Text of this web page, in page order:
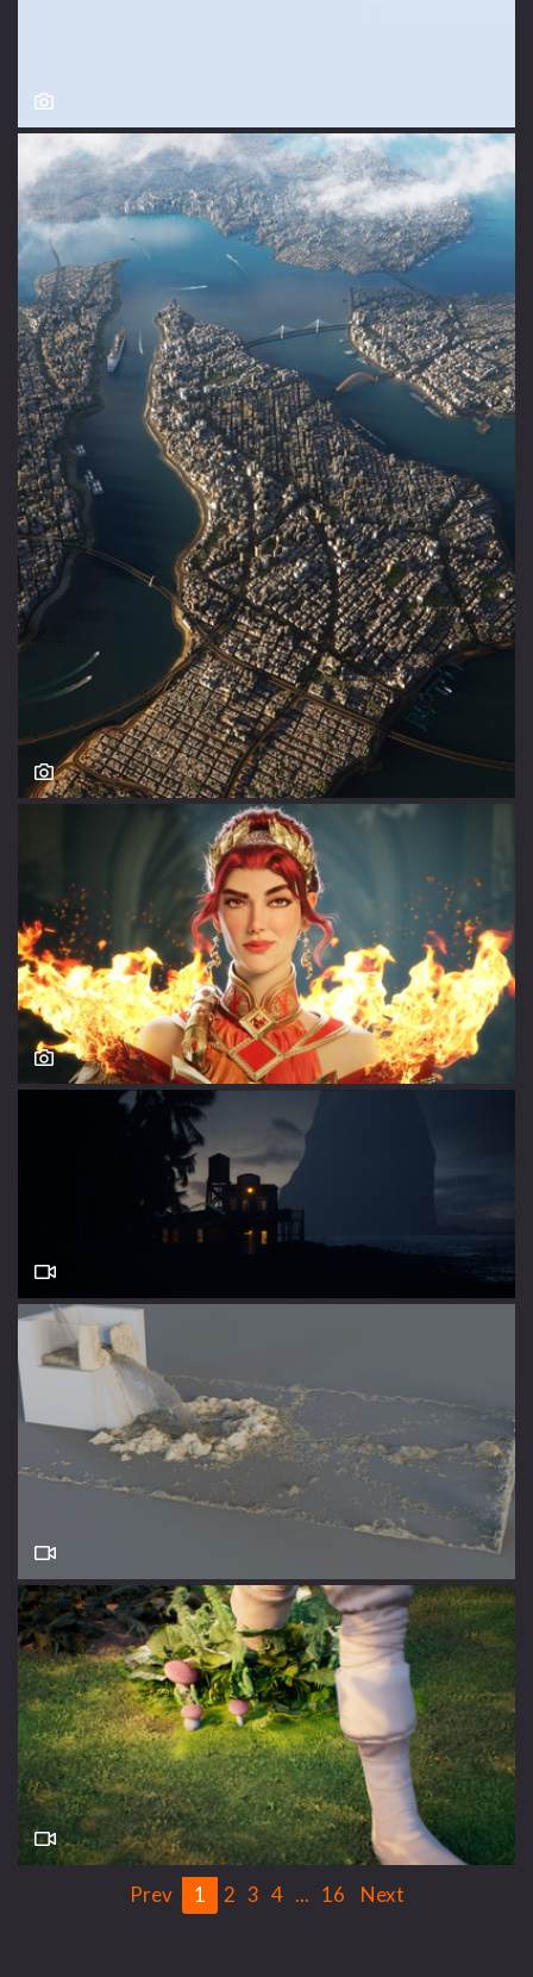
Prev 1 2 3 4 ... 16 Next